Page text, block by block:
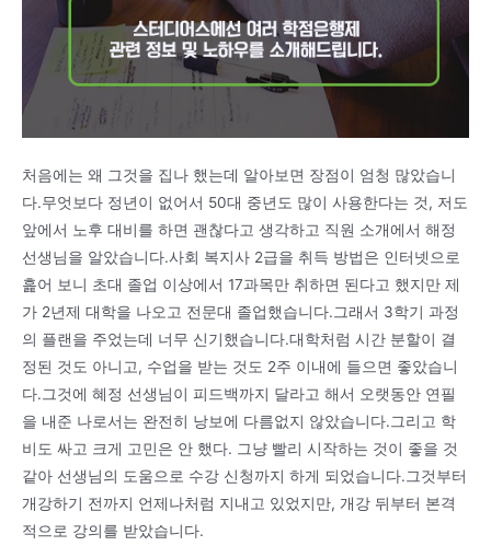
처음에는 왜 그것을 집나 했는데 알아보면 장점이 엄청 많았습니
다.무엇보다 정년이 없어서 50대 중년도 많이 사용한다는 것, 저도
앞에서 노후 대비를 하면 괜찮다고 생각하고 직원 소개에서 해정
선생님을 알았습니다.사회 복지사 2급을 취득 방법은 인터넷으로
흝어 보니 초대 졸업 이상에서 17과목만 취하면 된다고 했지만 제
가 2년제 대학을 나오고 전문대 졸업했습니다.그래서 3학기 과정
의 플랜을 주었는데 너무 신기했습니다.대학처럼 시간 분할이 결
정된 것도 아니고, 수업을 받는 것도 2주 이내에 들으면 좋았습니
다.그것에 혜정 선생님이 피드백까지 달라고 해서 오랫동안 연필
을 내준 나로서는 완전히 낭보에 다름없지 않았습니다.그리고 학
비도 싸고 크게 고민은 안 했다. 그냥 빨리 시작하는 것이 좋을 것
같아 선생님의 도움으로 수강 신청까지 하게 되었습니다.그것부터
개강하기 전까지 언제나처럼 지내고 있었지만, 개강 뒤부터 본격
적으로 강의를 받았습니다.